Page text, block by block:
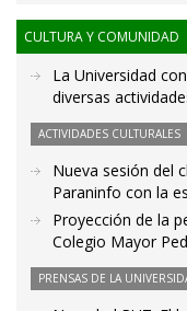
CULTURA Y COMUNIDAD
La Universidad
diversas
ACTIVIDADES CULTURALES
Nueva sesión del
Paraninfo con la
Proyección de la
Colegio Mayor
PRENSAS DE LA